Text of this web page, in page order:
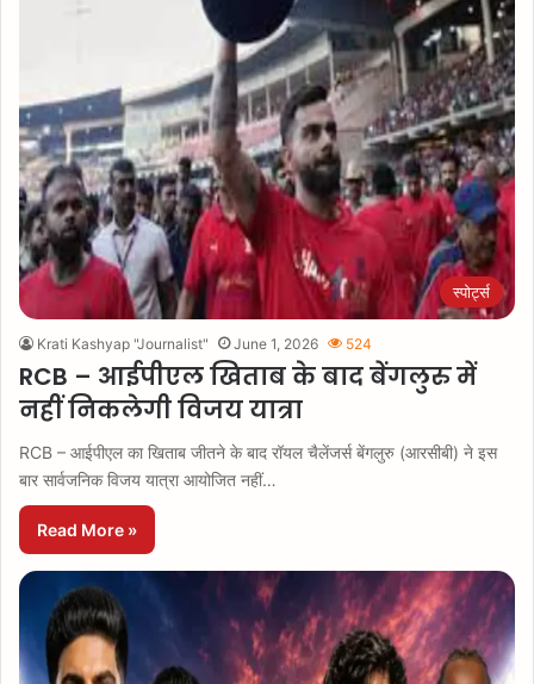
स्पोर्ट्स
Krati Kashyap "Journalist" June 1, 2026 524
RCB – आईपीएल खिताब के बाद बेंगलुरु में
नहीं निकलेगी विजय यात्रा
RCB – आईपीएल का खिताब जीतने के बाद रॉयल चैलेंजर्स बेंगलुरु (आरसीबी) ने इस
बार सार्वजनिक विजय यात्रा आयोजित नहीं…
Read More »